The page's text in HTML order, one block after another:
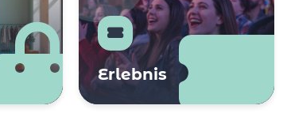
Erlebnis